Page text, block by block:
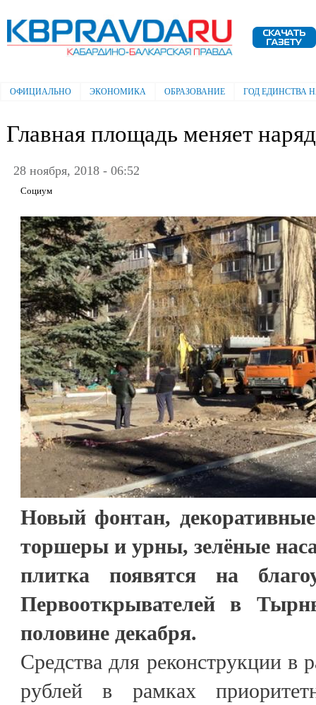
Электронная газета "Кабардино-
Балкарская правда"
Главное меню
ОФИЦИАЛЬНО ЭКОНОМИКА ОБРАЗОВАНИЕ ГОД ЕДИНСТВА
Главная площадь меняет наряд
28 ноября, 2018 - 06:52
Социум
Новый фонтан,
торшеры и урны, зелёные
плитка появятся на
Первооткрывателей в
половине декабря.
Средства для реконструкции в
рублей в рамках